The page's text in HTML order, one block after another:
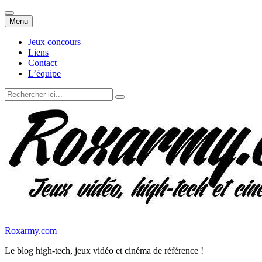
Menu Aller
au
contenu
Jeux concours
Liens
Contact
L’équipe
Recherche
pour
Roxarmy.com
Le blog high-tech, jeux vidéo et cinéma de référence !